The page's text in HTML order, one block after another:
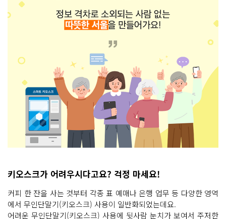
키오스크가 어려우시다고요? 걱정 마세요!
커피 한 잔을 사는 것부터 각종 표 예매나 은행 업무 등 다양한 영역
에서 무인단말기(키오스크) 사용이 일반화되었는데요.
어려운 무인단말기(키오스크) 사용에 뒷사람 눈치가 보여서 주저한